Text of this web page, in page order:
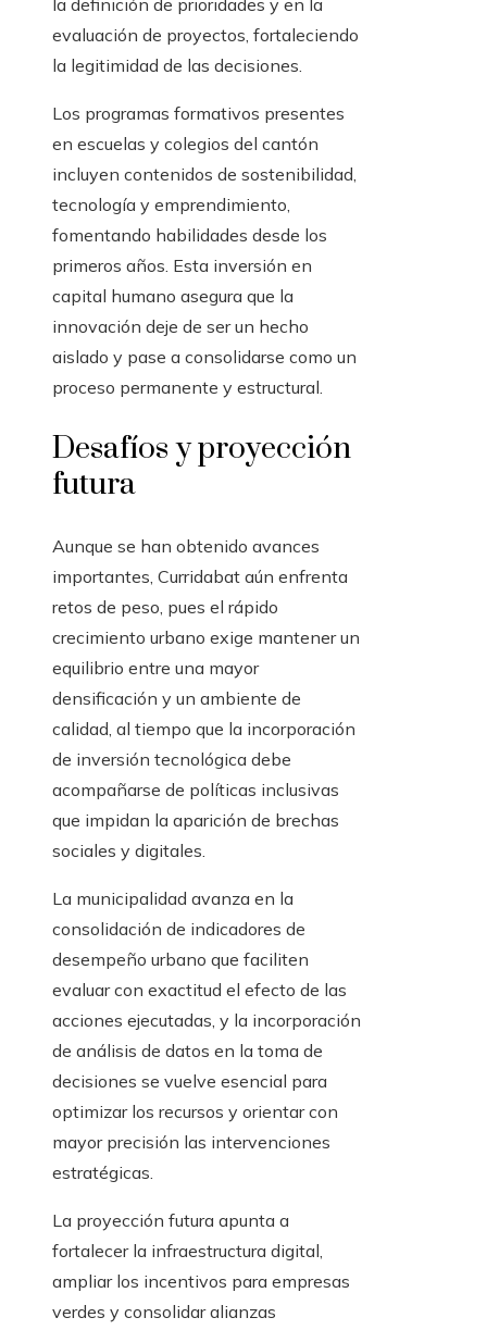
la definición de prioridades y en la
evaluación de proyectos, fortaleciendo
la legitimidad de las decisiones.
Los programas formativos presentes
en escuelas y colegios del cantón
incluyen contenidos de sostenibilidad,
tecnología y emprendimiento,
fomentando habilidades desde los
primeros años. Esta inversión en
capital humano asegura que la
innovación deje de ser un hecho
aislado y pase a consolidarse como un
proceso permanente y estructural.
Desafíos y proyección
futura
Aunque se han obtenido avances
importantes, Curridabat aún enfrenta
retos de peso, pues el rápido
crecimiento urbano exige mantener un
equilibrio entre una mayor
densificación y un ambiente de
calidad, al tiempo que la incorporación
de inversión tecnológica debe
acompañarse de políticas inclusivas
que impidan la aparición de brechas
sociales y digitales.
La municipalidad avanza en la
consolidación de indicadores de
desempeño urbano que faciliten
evaluar con exactitud el efecto de las
acciones ejecutadas, y la incorporación
de análisis de datos en la toma de
decisiones se vuelve esencial para
optimizar los recursos y orientar con
mayor precisión las intervenciones
estratégicas.
La proyección futura apunta a
fortalecer la infraestructura digital,
ampliar los incentivos para empresas
verdes y consolidar alianzas